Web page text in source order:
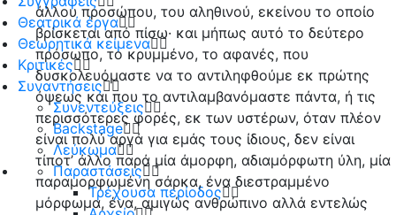
Θεατρικά έργα
Θεωρητικά κείμενα
Κριτικές
Συναντήσεις
Συνεντεύξεις
Backstage
Λεύκωμα
Παραστάσεις
Τρέχουσα περίοδος
άλλου προσώπου, του αληθινού, εκείνου το οποίο
βρίσκεται από πίσω· και μήπως αυτό το δεύτερο
πρόσωπο, το κρυμμένο, το αφανές, που
δυσκολευόμαστε να το αντιληφθούμε εκ πρώτης
όψεως και που το αντιλαμβανόμαστε πάντα, ή τις
περισσότερες φορές, εκ των υστέρων, όταν πλέον
είναι πολύ αργά για εμάς τους ίδιους, δεν είναι
τίποτ’ άλλο παρά μία άμορφη, αδιαμόρφωτη ύλη, μία
παραμορφωμένη σάρκα, ένα διεστραμμένο
μόρφωμα, ένα, αμιγώς ανθρώπινο αλλά εντελώς